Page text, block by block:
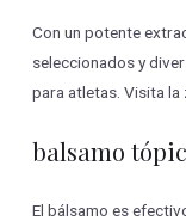
Con un potente
seleccionados y
para atletas. Visita
balsamo
El bálsamo es